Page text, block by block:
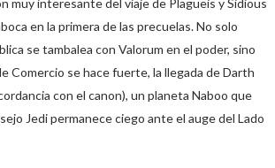
muy interesante del viaje de Plagueis y Sidious
en la primera de las precuelas. No solo
se tambalea con Valorum en el poder, sino
Comercio se hace fuerte, la llegada de Darth
con el canon), un planeta Naboo que
Jedi permanece ciego ante el auge del Lado